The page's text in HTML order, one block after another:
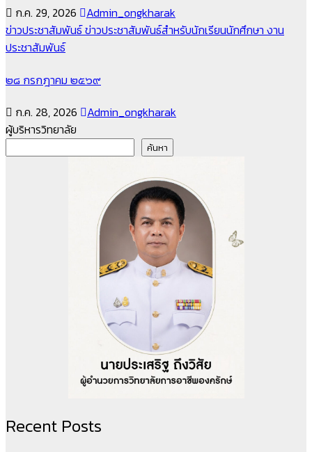
ก.ค. 29, 2026
Admin_ongkharak
ข่าวประชาสัมพันธ์ข่าวประชาสัมพันธ์สำหรับนักเรียนนักศึกษา งาน
ประชาสัมพันธ์
๒๘ กรกฎาคม ๒๕๖๙
ก.ค. 28, 2026
Admin_ongkharak
ผู้บริหารวิทยาลัย
ค้นหา
Recent Posts